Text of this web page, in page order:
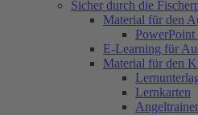
Sicher durch die
Material für den
PowerPoint
E-Learning für
Material für den
Lernkarten
Angeltrainer